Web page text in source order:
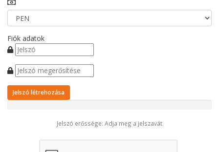
Fiók adatok
Jelszó létrehozása
Jelszó erőssége: Adja meg a jelszavát